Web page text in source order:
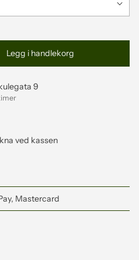
Legg i handlekorg
9
ved kassen
Mastercard